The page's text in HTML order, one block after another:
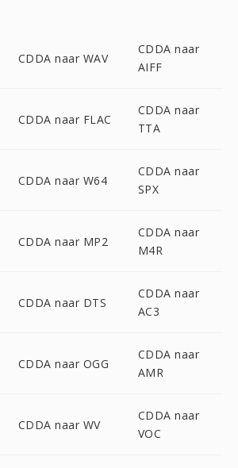
CDDA naar WAV
CDDA naar
AIFF
CDDA naar FLAC
CDDA naar
TTA
CDDA naar W64
CDDA naar
SPX
CDDA naar MP2
CDDA naar
M4R
CDDA naar DTS
CDDA naar
AC3
CDDA naar OGG
CDDA naar
AMR
CDDA naar WV
CDDA naar
VOC